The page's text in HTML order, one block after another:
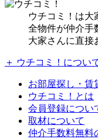
ウチコミ！は大
全物件が仲介手
大家さんに直接
＋ ウチコミ！につい
お部屋探し・賃
ウチコミ！とは
会員登録につい
取材について
仲介手数料無料